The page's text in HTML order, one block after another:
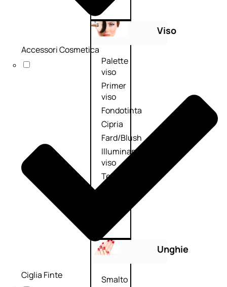
Viso
Palette
viso
Primer
viso
Fondotinta
Cipria
Fard/Blush
Illuminante
viso
Terre
abbronzanti
trucco
Unghie
Smalto
Accessori Cosmetica
Ciglia Finte